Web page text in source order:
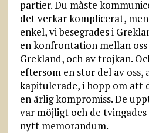
partier. Du måste
det verkar komplicerat,
enkel, vi besegrades i
en konfrontation mellan
Grekland, och av trojkan.
eftersom en stor del av oss,
kapitulerade, i hopp om att
en ärlig kompromiss. De
var möjligt och de
nytt memorandum.